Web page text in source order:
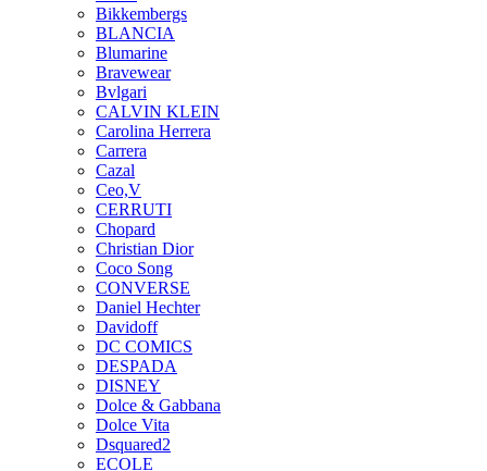
Bikkembergs
BLANCIA
Blumarine
Bravewear
Bvlgari
CALVIN KLEIN
Carolina Herrera
Carrera
Cazal
Ceo,V
CERRUTI
Chopard
Christian Dior
Coco Song
CONVERSE
Daniel Hechter
Davidoff
DC COMICS
DESPADA
DISNEY
Dolce & Gabbana
Dolce Vita
Dsquared2
ECOLE